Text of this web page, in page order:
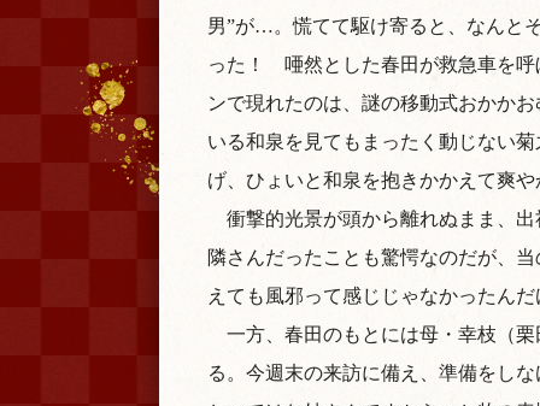
男”が…。慌てて駆け寄ると、なんと
った！ 唖然とした春田が救急車を呼
ンで現れたのは、謎の移動式おかか
いる和泉を見てもまったく動じない
げ、ひょいと和泉を抱きかかえて爽
衝撃的光景が頭から離れぬまま、
隣さんだったことも驚愕なのだが、
えても風邪って感じじゃなかったん
一方、春田のもとには母・幸枝（
る。今週末の来訪に備え、準備をし